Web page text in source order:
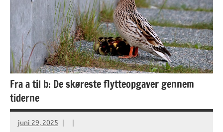
Fra a til b: De skøreste flytteopgaver gennem
tiderne
juni 29, 2025